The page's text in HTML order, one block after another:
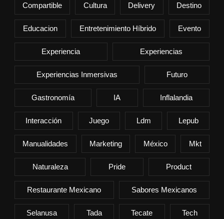
Compartible Cultura Delivery Destino
Educacion Entretenimiento Híbrido Evento
Experiencia Experiencias
Experiencias Inmersivas Futuro
Gastronomía IA Inflalandia
Interacción Juego Ldm Lepub
Manualidades Marketing México Mkt
Naturaleza Pride Product
Restaurante Mexicano Sabores Mexicanos
Selanusa Tada Tecate Tech